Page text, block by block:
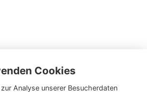
Cookies
Analyse unserer Besucherdaten